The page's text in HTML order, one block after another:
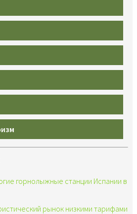
горнолыжные станции Испании в
рынок низкими тарифами